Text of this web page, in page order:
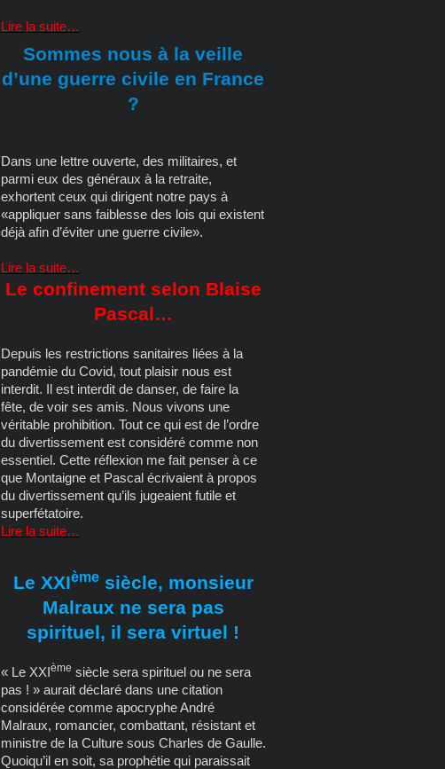
Lire la suite…
Sommes nous à la veille
d’une guerre civile en France
?
Dans une lettre ouverte, des militaires, et
parmi eux des généraux à la retraite,
exhortent ceux qui dirigent notre pays à
«appliquer sans faiblesse des lois qui existent
déjà afin d’éviter une guerre civile».
Lire la suite…
Le confinement selon Blaise
Pascal…
Depuis les restrictions sanitaires liées à la
pandémie du Covid, tout plaisir nous est
interdit. Il est interdit de danser, de faire la
fête, de voir ses amis. Nous vivons une
véritable prohibition. Tout ce qui est de l’ordre
du divertissement est considéré comme non
essentiel. Cette réflexion me fait penser à ce
que Montaigne et Pascal écrivaient à propos
du divertissement qu’ils jugeaient futile et
superfétatoire.
Lire la suite…
Le XXIèmesiècle, monsieur
Malraux ne sera pas
spirituel, il sera virtuel !
« Le XXIème siècle sera spirituel ou ne sera
pas ! » aurait déclaré dans une citation
considérée comme apocryphe André
Malraux, romancier, combattant, résistant et
ministre de la Culture sous Charles de Gaulle.
Quoiqu’il en soit, sa prophétie qui paraissait